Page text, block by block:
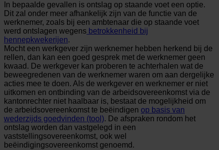
In bepaalde gevallen is ontslag op staande voet een optie.
Dit zal onder meer afhankelijk zijn van de functie van de
werknemer, zoals bij een ambtenaar die op staande voet
werd ontslagen wegens betrokkenheid bij
hennepkwekerijen.
Mocht een werkgever zijn werknemer hebben herkend bij de
rellen, dan kan een goed gesprek met de werknemer geen
kwaad. De werkgever kan proberen te achterhalen wat de
beweegredenen van de werknemer waren om aan dergelijke
acties mee te doen. Als de werkgever en werknemer er niet
uitkomen en ontbinding van de arbeidsovereenkomst via de
kantonrechter niet haalbaar is, bestaat de mogelijkheid om
de arbeidsovereenkomst te beëindigen op basis van
wederzijds goedvinden (tool). De afspraken rondom het
ontslag worden dan vastgelegd in een
vaststellingsovereenkomst, ook wel
beëindigingsovereenkomst genoemd.